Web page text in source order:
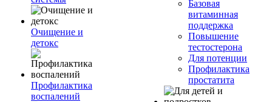
Очищение и
детокс
Профилактика
воспалений
Базовая
витаминная
поддержка
Повышение
тестостерона
Для потенции
Профилактика
простатита